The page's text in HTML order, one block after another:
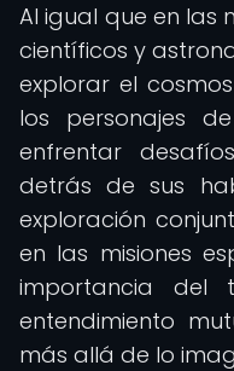
Al igual que en las
científicos y
explorar el
los personajes
enfrentar
detrás de sus
exploración
en las misiones
importancia del
entendimiento
más allá de lo